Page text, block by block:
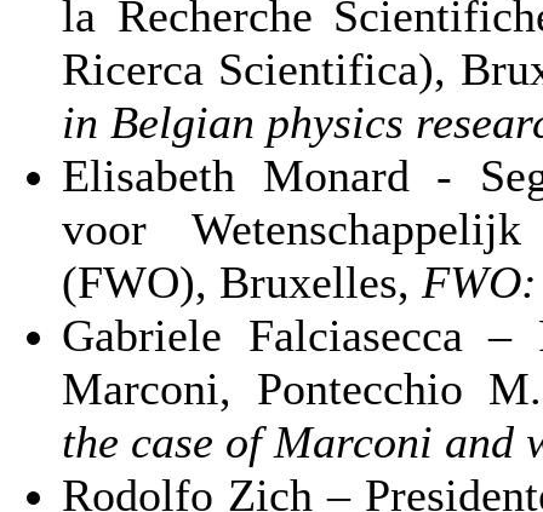
la Recherche
Ricerca Scientifica),
in Belgian physics
Elisabeth Monard -
voor
(FWO), Bruxelles,
Gabriele Falciasecca –
Marconi, Pontecchio
the case of Marconi and
Rodolfo Zich –